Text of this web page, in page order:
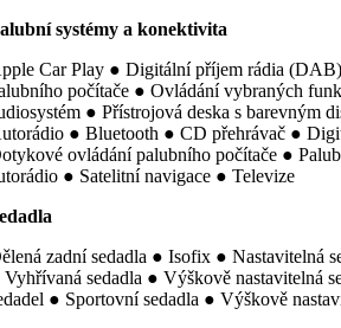
systémy a konektivita
Car Play ● Digitální příjem rádia
počítače ● Ovládání vybraných
● Přístrojová deska s barevným
● Bluetooth ● CD přehrávač ●
ovládání palubního počítače ●
● Satelitní navigace ● Televize
zadní sedadla ● Isofix ● Nastavitelná
sedadla ● Výškově nastavitelná
● Sportovní sedadla ● Výškově